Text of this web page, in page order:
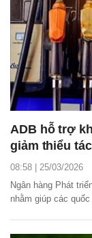
ADB hỗ trợ
giảm thiểu
08:58 | 25/03/2026
Ngân hàng Phát
nhằm giúp các